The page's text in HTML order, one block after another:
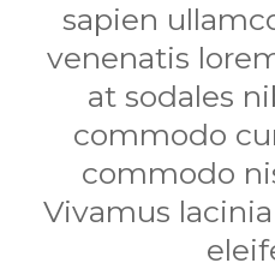
sapien
venenatis
at sodales
commodo
commodo
Vivamus